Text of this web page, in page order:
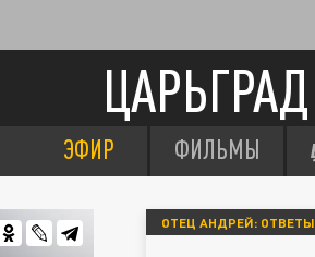
ЦАРЬГРАД
ЭФИР ФИЛЬМЫ
ОТЕЦ АНДРЕЙ: ОТВЕТЫ